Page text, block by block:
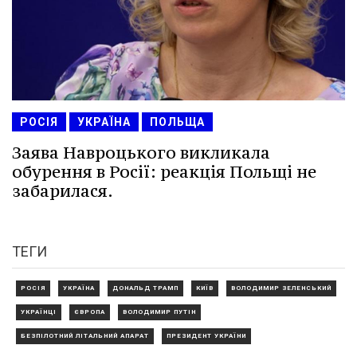
РОСІЯ УКРАЇНА ПОЛЬЩА
Заява Навроцького викликала
обурення в Росії: реакція Польщі не
забарилася.
ТЕГИ
РОСІЯ УКРАЇНА ДОНАЛЬД ТРАМП КИЇВ ВОЛОДИМИР ЗЕЛЕНСЬКИЙ
УКРАЇНЦІ ЄВРОПА ВОЛОДИМИР ПУТІН
БЕЗПІЛОТНИЙ ЛІТАЛЬНИЙ АПАРАТ ПРЕЗИДЕНТ УКРАЇНИ